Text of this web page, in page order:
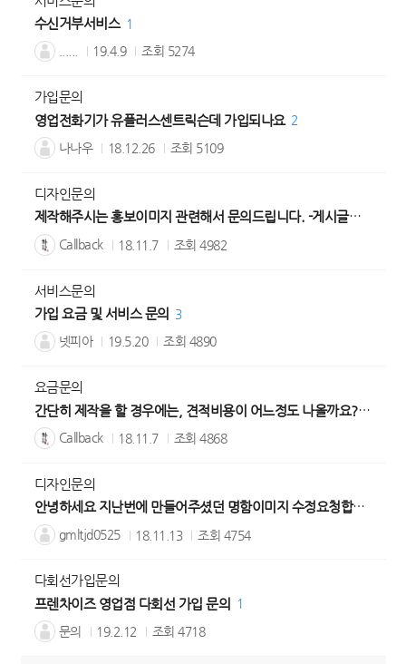
수신거부서비스 1
19.4.9 조회 5274
가입문의
영업전화기가 유플러스센트릭슨데 가입되나요 2
나나우 18.12.26 조회 5109
디자인문의
제작해주시는 홍보이미지 관련해서 문의드립니다. -게시글이전
Callback 18.11.7 조회4982
서비스문의
가입 요금 및 서비스 문의
3
넷피아 19.5.20 조회 4890
요금문의
간단히 제작을 할 경우에는, 견적비용이 어느정도 나올까요? -게시글이전
Callback 18.11.7 조회4868
디자인문의
안녕하세요 지난번에 만들어주셨던 명함이미지 수정요청합니다.
gmltjd0525 18.11.13 조회 4754
다회선가입문의
프렌차이즈 영업점 다회선 가입 문의
1
문의 19.2.12 조회4718